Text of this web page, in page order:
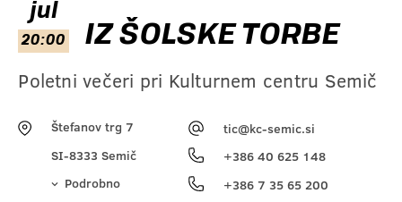
jul
20:00 IZ ŠOLSKE TORBE
Poletni večeri pri Kulturnem centru Semič
Štefanov trg 7
SI-8333 Semič
Podrobno
tic@kc-semic.si
+386 40 625 148
+386 7 35 65 200